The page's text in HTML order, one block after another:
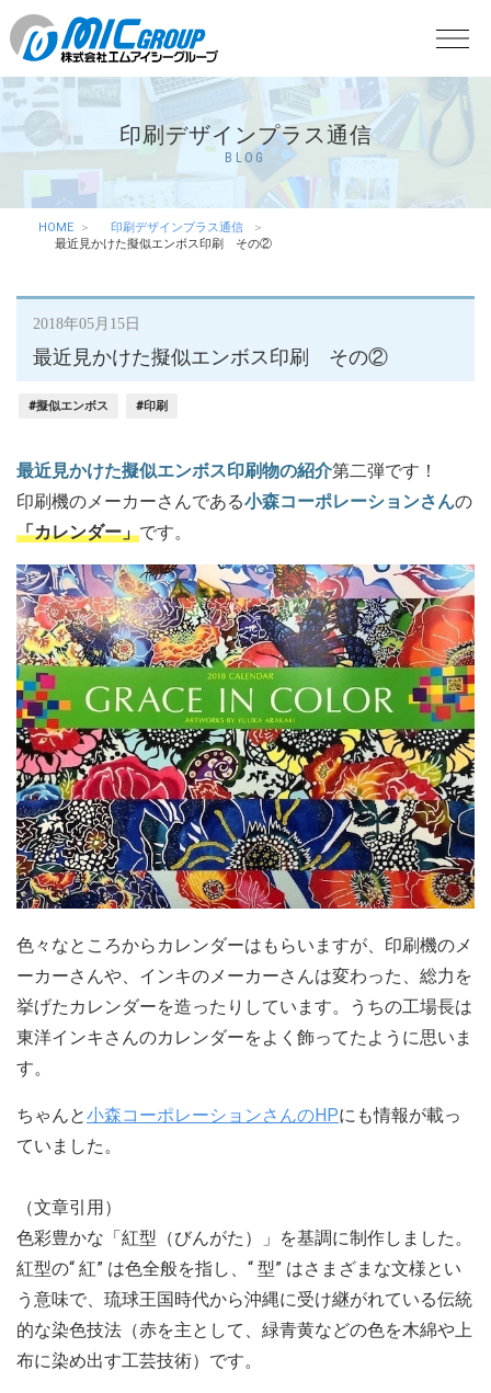
印刷デザインプラス通信
BLOG
HOME
印刷デザインプラス通信
最近見かけた擬似エンボス印刷 その②
2018年05月15日
最近見かけた擬似エンボス印刷 その②
#擬似エンボス #印刷
最近見かけた擬似エンボス印刷物の紹介第二弾です！
印刷機のメーカーさんである小森コーポレーションさんの
「カレンダー」です。
色々なところからカレンダーはもらいますが、印刷機のメ
ーカーさんや、インキのメーカーさんは変わった、総力を
挙げたカレンダーを造ったりしています。うちの工場長は
東洋インキさんのカレンダーをよく飾ってたように思いま
す。
ちゃんと小森コーポレーションさんのHPにも情報が載っ
ていました。
（文章引用）
色彩豊かな「紅型（びんがた）」を基調に制作しました。
紅型の“ 紅” は色全般を指し、“ 型” はさまざまな文様とい
う意味で、琉球王国時代から沖縄に受け継がれている伝統
的な染色技法（赤を主として、緑青黄などの色を木綿や上
布に染め出す工芸技術）です。